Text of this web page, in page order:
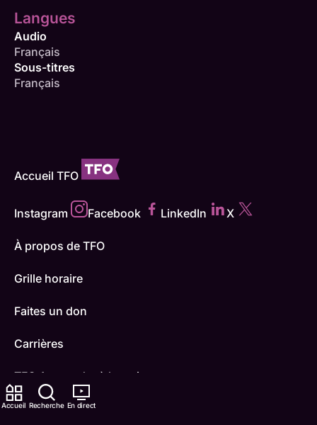
Accueil Recherche En direct
Langues
Audio
Français
Sous-titres
Français
Accueil TFO
Instagram Facebook LinkedIn X
À propos de TFO
Grille horaire
Faites un don
Carrières
TFO Apprendre à la maison
Comment nous capter